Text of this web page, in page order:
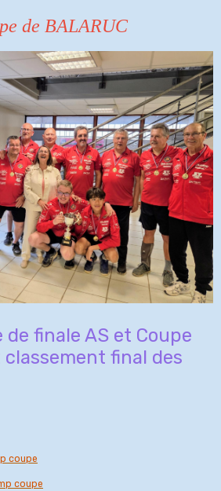
de BALARUC
finale AS et Coupe
final des
coupe
coupe